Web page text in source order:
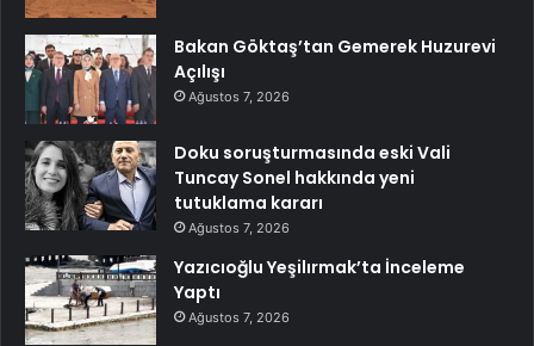
Bakan Göktaş’tan Gemerek Huzurevi
Açılışı
Ağustos 7, 2026
Doku soruşturmasında eski Vali
Tuncay Sonel hakkında yeni
tutuklama kararı
Ağustos 7, 2026
Yazıcıoğlu Yeşilırmak’ta İnceleme
Yaptı
Ağustos 7, 2026